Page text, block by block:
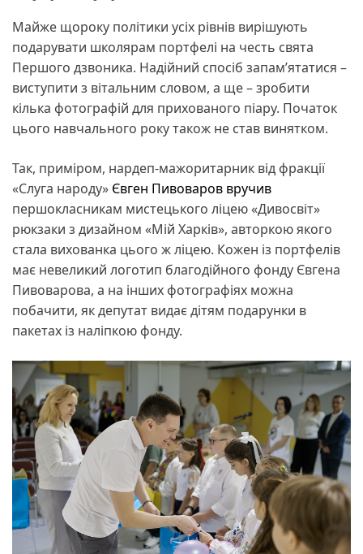
Майже щороку політики усіх рівнів вирішують
подарувати школярам портфелі на честь свята
Першого дзвоника. Надійний спосіб запам’ятатися –
виступити з вітальним словом, а ще – зробити
кілька фотографій для прихованого піару. Початок
цього навчального року також не став винятком.
Так, приміром, нардеп-мажоритарник від фракції
«Слуга народу» Євген Пивоваров вручив
першокласникам мистецького ліцею «Дивосвіт»
рюкзаки з дизайном «Мій Харків», авторкою якого
стала вихованка цього ж ліцею. Кожен із портфелів
має невеликий логотип благодійного фонду Євгена
Пивоварова, а на інших фотографіях можна
побачити, як депутат видає дітям подарунки в
пакетах із наліпкою фонду.